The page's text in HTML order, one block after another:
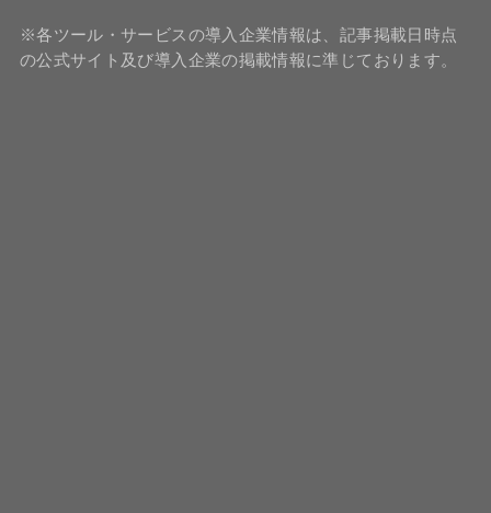
※各ツール・サービスの導入企業情報は、記事掲載日時点
の公式サイト及び導入企業の掲載情報に準じております。